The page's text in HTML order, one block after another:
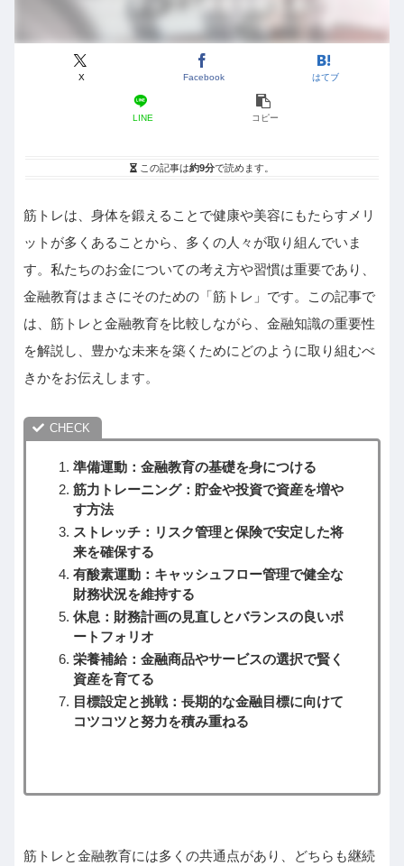
X Facebook はてブ
LINE コピー
この記事は約9分で読めます。
筋トレは、身体を鍛えることで健康や美容にもたらすメリ
ットが多くあることから、多くの人々が取り組んでいま
す。私たちのお金についての考え方や習慣は重要であり、
金融教育はまさにそのための「筋トレ」です。この記事で
は、筋トレと金融教育を比較しながら、金融知識の重要性
を解説し、豊かな未来を築くためにどのように取り組むべ
きかをお伝えします。
準備運動：金融教育の基礎を身につける
筋力トレーニング：貯金や投資で資産を増や
す方法
ストレッチ：リスク管理と保険で安定した将
来を確保する
有酸素運動：キャッシュフロー管理で健全な
財務状況を維持する
休息：財務計画の見直しとバランスの良いポ
ートフォリオ
栄養補給：金融商品やサービスの選択で賢く
資産を育てる
目標設定と挑戦：長期的な金融目標に向けて
コツコツと努力を積み重ねる
筋トレと金融教育には多くの共通点があり、どちらも継続